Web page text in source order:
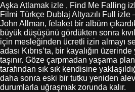
Aşka Atlamak izle , Find Me Falling
Filmi Türkçe Dublaj Altyazılı Full izle
John Allman, felaket bir albüm
büyük düşüşünü gördükten sonra
için mesleğinden ücretli izin almayı
adası Kıbrıs’ta, bir kayalığın
taşınır. Göze çarpmadan yaşama
tarafından sık sık kendisine
daha sonra eski bir tutku yeniden
durumlarla uğraşmak zorunda kalır.